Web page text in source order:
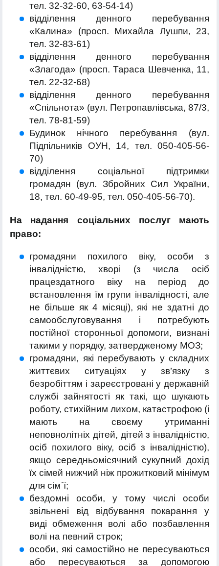
тел. 32-32-60, 63-54-14)
відділення денного перебування
«Калина» (просп. Михайла Лушпи, 23,
тел. 32-83-61)
відділення денного перебування
«Злагода» (просп. Тараса Шевченка, 11,
тел. 22-32-68)
відділення денного перебування
«Спільнота» (вул. Петропавлівська, 87/3,
тел. 78-81-59)
Будинок нічного перебування (вул.
Підпільників ОУН, 14, тел. 050-405-56-
70)
відділення соціальної підтримки
громадян (вул. Збройних Сил України,
18, тел. 60-49-95, тел. 050-405-56-70).
На надання соціальних послуг мають
право:
громадяни похилого віку, особи з
інвалідністю, хворі (з числа осіб
працездатного віку на період до
встановлення їм групи інвалідності, але
не більше як 4 місяці), які не здатні до
самообслуговування і потребують
постійної сторонньої допомоги, визнані
такими у порядку, затвердженому МОЗ;
громадяни, які перебувають у складних
життєвих ситуаціях у зв’язку з
безробіттям і зареєстровані у державній
службі зайнятості як такі, що шукають
роботу, стихійним лихом, катастрофою (і
мають на своєму утриманні
неповнолітніх дітей, дітей з інвалідністю,
осіб похилого віку, осіб з інвалідністю),
якщо середньомісячний сукупний дохід
їх сімей нижчий ніж прожитковий мінімум
для сім`ї;
бездомні особи, у тому числі особи
звільнені від відбування покарання у
виді обмеження волі або позбавлення
волі на певний строк;
особи, які самостійно не пересуваються
або пересуваються за допомогою